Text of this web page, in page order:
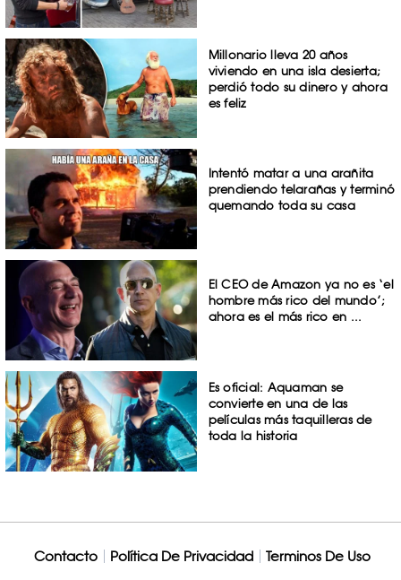
Millonario lleva 20 años
viviendo en una isla desierta;
perdió todo su dinero y ahora
es feliz
Intentó matar a una arañita
prendiendo telarañas y terminó
quemando toda su casa
El CEO de Amazon ya no es ‘el
hombre más rico del mundo’;
ahora es el más rico en ...
Es oficial: Aquaman se
convierte en una de las
películas más taquilleras de
toda la historia
Contacto Política De Privacidad Terminos De Uso